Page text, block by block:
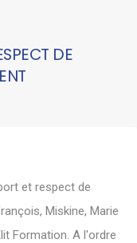
DE
et respect de
Miskine, Marie
Formation. A l'ordre